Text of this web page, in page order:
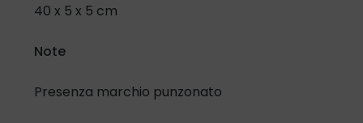
40 x 5 x 5 cm
Note
Presenza marchio punzonato